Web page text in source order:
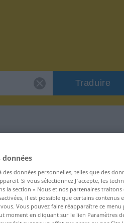
Traduire
données
des données personnelles, telles que des
Si vous sélectionnez J'accepte, les
la section « Nous et nos partenaires traitons
il est possible que certains contenus
Vous pouvez faire réapparaître ce
moment en cliquant sur le lien Paramètres